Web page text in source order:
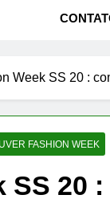
Week SS 20 :
FASHION WEEK
SS 20